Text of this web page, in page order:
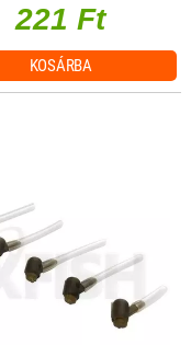
221 Ft
KOSÁRBA